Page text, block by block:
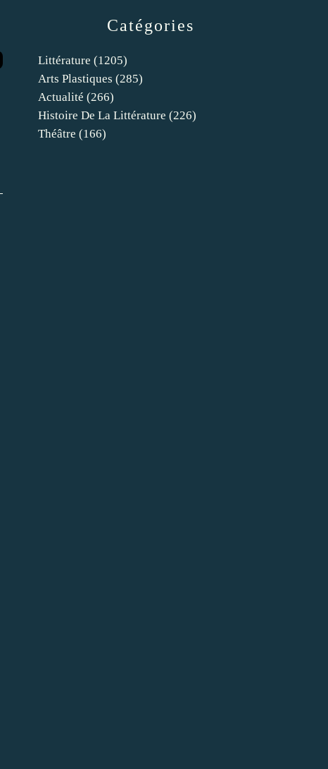
Catégories
Littérature (1205)
Arts Plastiques (285)
Actualité (266)
Histoire De La Littérature (226)
Théâtre (166)